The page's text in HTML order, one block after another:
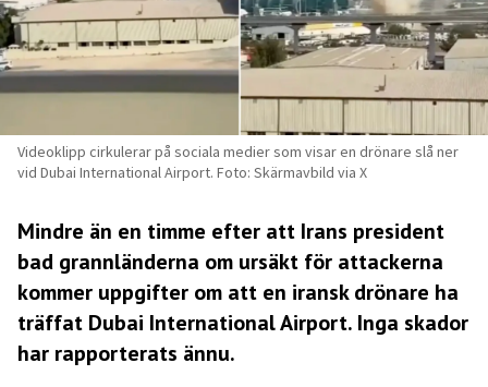
Videoklipp cirkulerar på sociala medier som visar en drönare slå ner
vid Dubai International Airport. Foto: Skärmavbild via X
Mindre än en timme efter att Irans president
bad grannländerna om ursäkt för attackerna
kommer uppgifter om att en iransk drönare ha
träffat Dubai International Airport. Inga skador
har rapporterats ännu.